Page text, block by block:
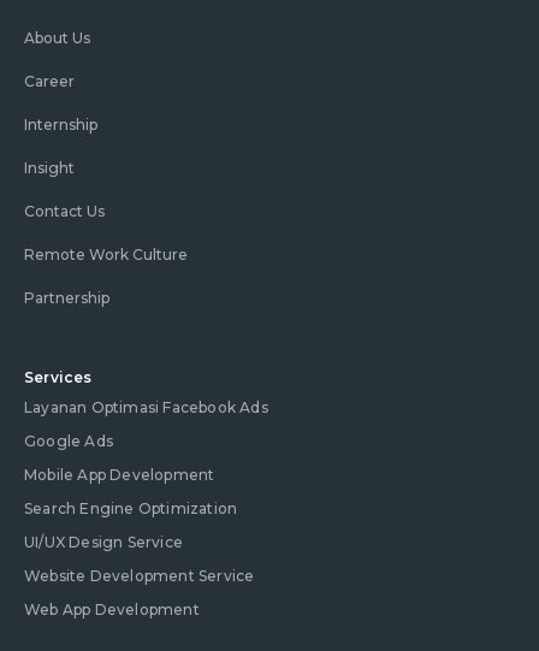
About Us
Career
Internship
Insight
Contact Us
Remote Work Culture
Partnership
Services
Layanan Optimasi Facebook Ads
Google Ads
Mobile App Development
Search Engine Optimization
UI/UX Design Service
Website Development Service
Web App Development